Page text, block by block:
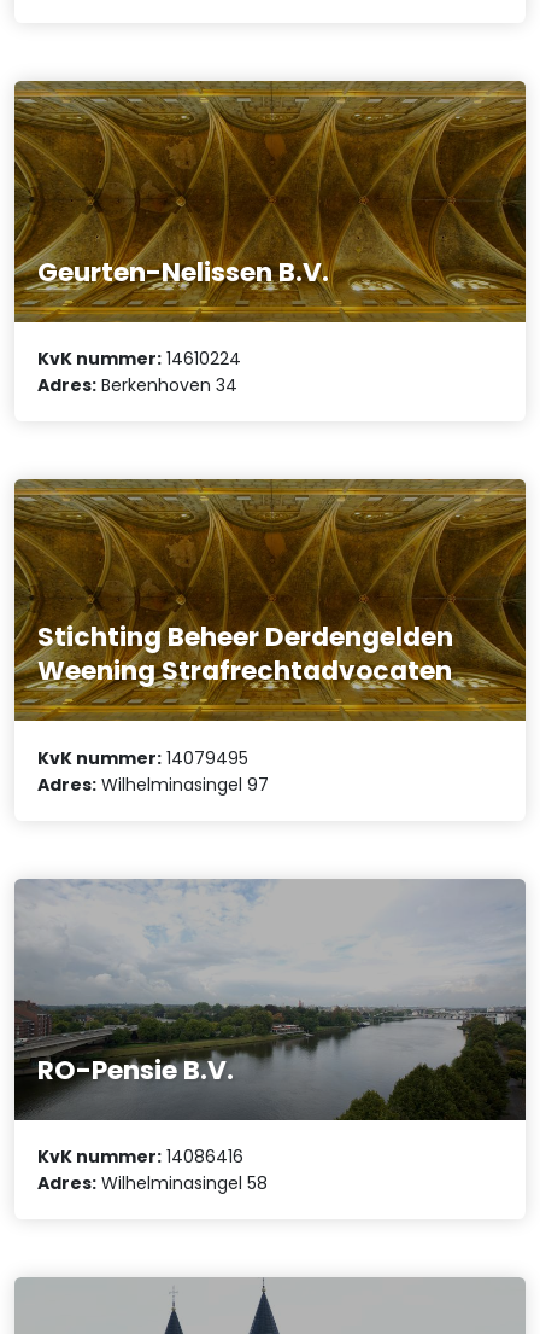
Geurten-Nelissen B.V.
KvK nummer: 14610224
Adres: Berkenhoven 34
Stichting Beheer Derdengelden
Weening Strafrechtadvocaten
KvK nummer: 14079495
Adres: Wilhelminasingel 97
RO-Pensie B.V.
KvK nummer: 14086416
Adres: Wilhelminasingel 58